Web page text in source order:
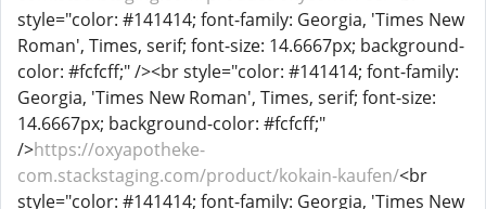
style="color: #141414; font-family: Georgia, 'Times New
Roman', Times, serif; font-size: 14.6667px; background-
color: #fcfcff;" /><br style="color: #141414; font-family:
Georgia, 'Times New Roman', Times, serif; font-size:
14.6667px; background-color: #fcfcff;"
/>https://oxyapotheke-
com.stackstaging.com/product/kokain-kaufen/<br
style="color: #141414; font-family: Georgia, 'Times New